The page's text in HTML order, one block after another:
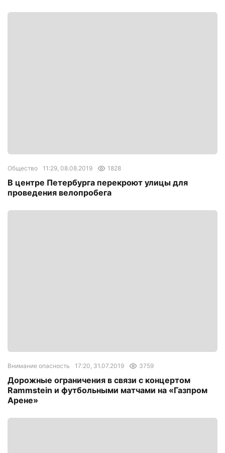
Общество 11:29, 08.08.2019 1828
В центре Петербурга перекроют улицы для
проведения велопробега
Внимание опасность 17:20, 31.07.2019 3759
Дорожные ограничения в связи с концертом
Rammstein и футбольными матчами на «Газпром
Арене»